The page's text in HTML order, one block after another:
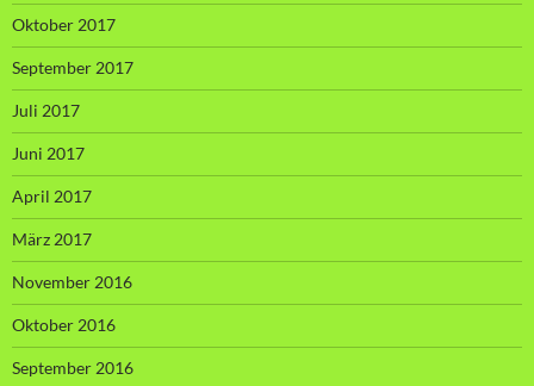
Oktober 2017
September 2017
Juli 2017
Juni 2017
April 2017
März 2017
November 2016
Oktober 2016
September 2016